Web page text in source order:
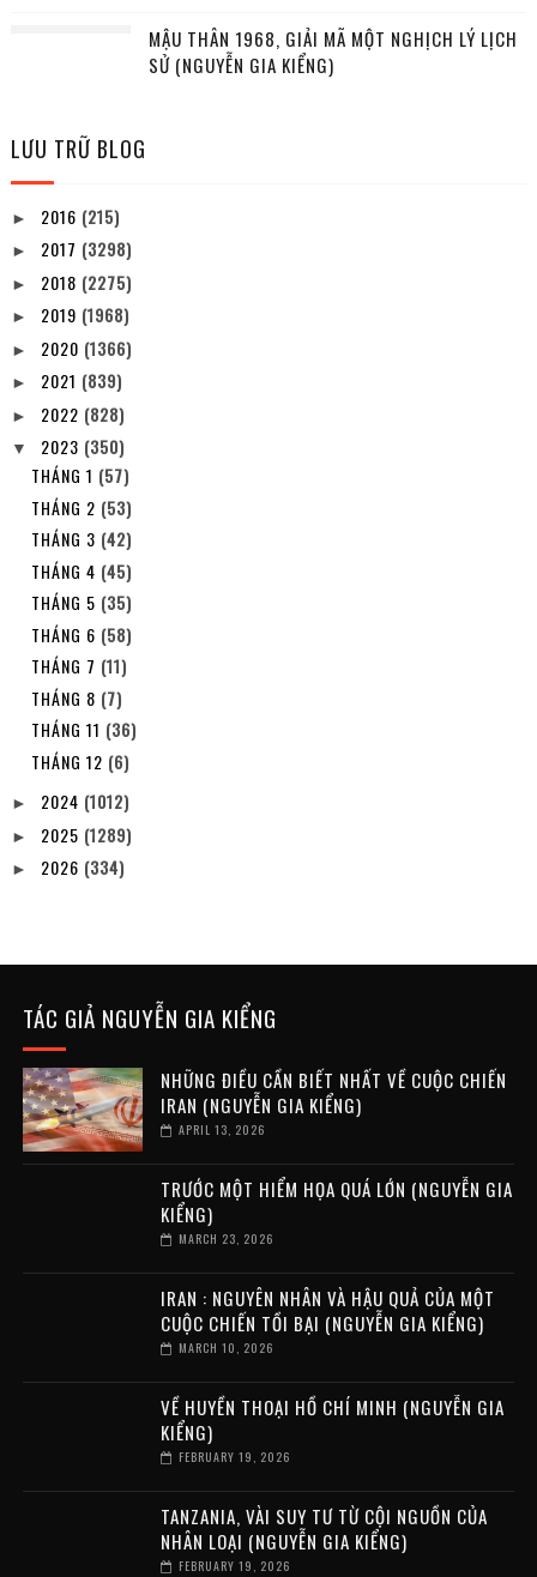
MẬU THÂN 1968, GIẢI MÃ MỘT NGHỊCH LÝ LỊCH
SỬ (NGUYỄN GIA KIỂNG)
LƯU TRỮ BLOG
► 2016 (215)
► 2017 (3298)
► 2018 (2275)
► 2019 (1968)
► 2020 (1366)
► 2021 (839)
► 2022 (828)
▼ 2023 (350)
THÁNG 1 (57)
THÁNG 2 (53)
THÁNG 3 (42)
THÁNG 4 (45)
THÁNG 5 (35)
THÁNG 6 (58)
THÁNG 7 (11)
THÁNG 8 (7)
THÁNG 11 (36)
THÁNG 12 (6)
► 2024 (1012)
► 2025 (1289)
► 2026 (334)
TÁC GIẢ NGUYỄN GIA KIỂNG
NHỮNG ĐIỀU CẦN BIẾT NHẤT VỀ CUỘC CHIẾN
IRAN (NGUYỄN GIA KIỂNG)
APRIL 13, 2026
TRƯỚC MỘT HIỂM HỌA QUÁ LỚN (NGUYỄN GIA
KIỂNG)
MARCH 23, 2026
IRAN : NGUYÊN NHÂN VÀ HẬU QUẢ CỦA MỘT
CUỘC CHIẾN TỒI BẠI (NGUYỄN GIA KIỂNG)
MARCH 10, 2026
VỀ HUYỀN THOẠI HỒ CHÍ MINH (NGUYỄN GIA
KIỂNG)
FEBRUARY 19, 2026
TANZANIA, VÀI SUY TƯ TỪ CỘI NGUỒN CỦA
NHÂN LOẠI (NGUYỄN GIA KIỂNG)
FEBRUARY 19, 2026